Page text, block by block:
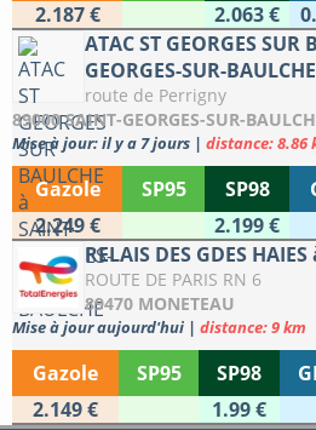
2.187 €
2.063 €
ATAC ST GEORGES SUR
GEORGES-SUR-BAULCHE
route de Perrigny
89000 SAINT-GEORGES-SUR-
Mise à jour: il y a 7 jours | distance: 8.86
Gazole SP95 SP98
2.249 €
2.199 €
RELAIS DES GDES
ROUTE DE PARIS RN 6
89470 MONETEAU
Mise à jour aujourd'hui | distance: 9 km
Gazole SP95 SP98
2.149 €
1.99 €